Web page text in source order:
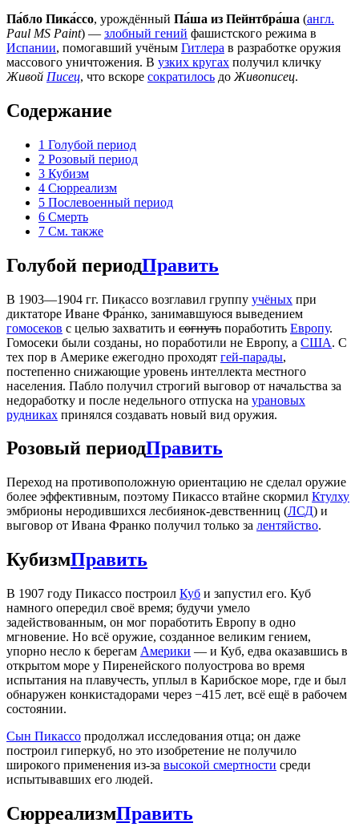
Па́бло Пика́ссо, урождённый Па́ша из Пейнтбра́ша (англ.
Paul MS Paint) — злобный гений фашистского режима в
Испании, помогавший учёным Гитлера в разработке оружия
массового уничтожения. В узких кругах получил кличку
Живой Писец, что вскоре сократилось до Живописец.
Содержание
1 Голубой период
2 Розовый период
3 Кубизм
4 Сюрреализм
5 Послевоенный период
6 Смерть
7 См. также
Голубой периодПравить
В 1903—1904 гг. Пикассо возглавил группу учёных при
диктаторе Иване Фра́нко, занимавшуюся выведением
гомосеков с целью захватить и согнуть поработить Европу.
Гомосеки были созданы, но поработили не Европу, а США. С
тех пор в Америке ежегодно проходят гей-парады,
постепенно снижающие уровень интеллекта местного
населения. Пабло получил строгий выговор от начальства за
недоработку и после недельного отпуска на урановых
рудниках принялся создавать новый вид оружия.
Розовый периодПравить
Переход на противоположную ориентацию не сделал оружие
более эффективным, поэтому Пикассо втайне скормил Ктулху
эмбрионы неродившихся лесбиянок-девственниц (ЛСД) и
выговор от Ивана Франко получил только за лентяйство.
КубизмПравить
В 1907 году Пикассо построил Куб и запустил его. Куб
намного опередил своё время; будучи умело
задействованным, он мог поработить Европу в одно
мгновение. Но всё оружие, созданное великим гением,
упорно несло к берегам Америки — и Куб, едва оказавшись в
открытом море у Пиренейского полуострова во время
испытания на плавучесть, уплыл в Карибское море, где и был
обнаружен конкистадорами через −415 лет, всё ещё в рабочем
состоянии.
Сын Пикассо продолжал исследования отца; он даже
построил гиперкуб, но это изобретение не получило
широкого применения из-за высокой смертности среди
испытывавших его людей.
СюрреализмПравить